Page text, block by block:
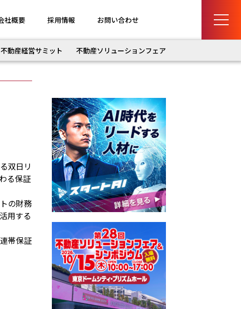
社概要 採用情報 お問い合わせ
不動産経営サミット 不動産ソリューションフェア
双日リ
る保証
の財務
用する
帯保証